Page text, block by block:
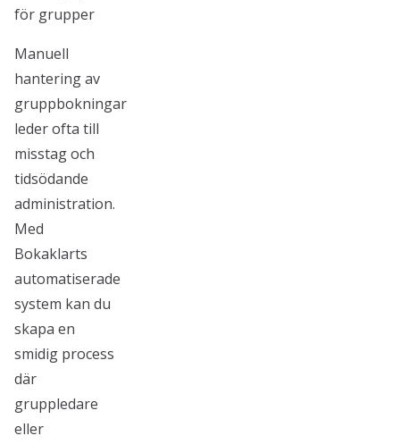
för grupper
Manuell
hantering av
gruppbokningar
leder ofta till
misstag och
tidsödande
administration.
Med
Bokaklarts
automatiserade
system kan du
skapa en
smidig process
där
gruppledare
eller